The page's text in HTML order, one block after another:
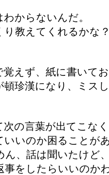
からないんだ。
り教えてくれるかな
覚えず、紙に書いて
頓珍漢になり、ミス
の言葉が出てこな
いいのか困ることが
ん、話は聞いたけど
事をしたらいいのか